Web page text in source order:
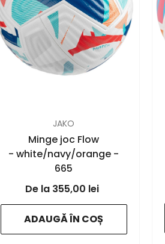
JAKO
Minge joc Flow
- white/navy/orange -
665
355,00 lei
ADAUGĂ ÎN COȘ